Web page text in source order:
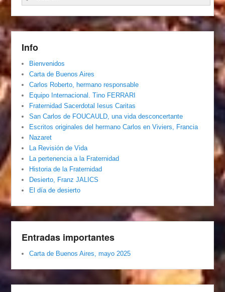
Info
Bienvenidos
Carta de Buenos Aires
Carlos Roberto, hermano responsable
Equipo Internacional. Tino FERRARI
Fraternidad Sacerdotal Iesus Caritas
San Carlos de FOUCAULD, una vida desconcertante
Escritos originales del hermano Carlos en Viviers, Francia
Nazaret
La Revisión de Vida
La pertenencia a la Fraternidad
Historia de la Fraternidad
Desierto, Franz JALICS
El día de desierto
Entradas importantes
Carta de Buenos Aires, mayo 2025